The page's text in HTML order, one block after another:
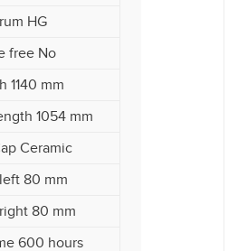
HG
free No
1140 mm
1054 mm
Ceramic
80 mm
80 mm
600 hours